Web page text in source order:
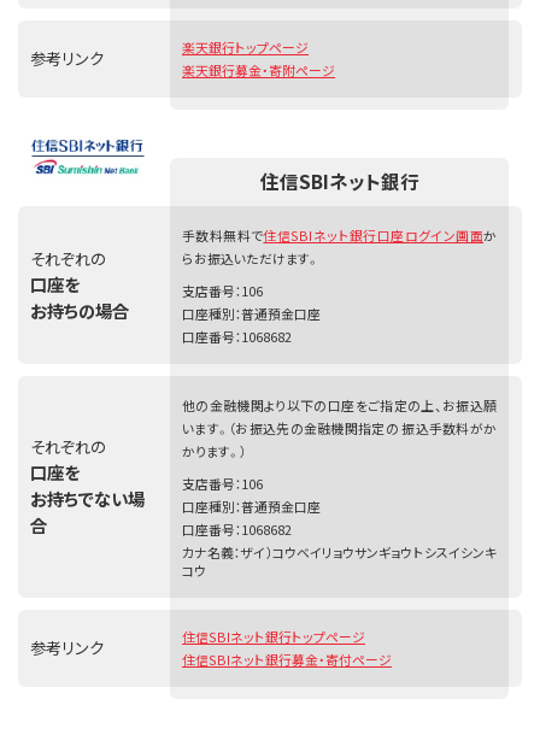
参考リンク
楽天銀行トップページ
楽天銀行募金・寄附ページ
住信SBIネット銀行
それぞれの
口座を
お持ちの場合
手数料無料で住信SBIネット銀行口座ログイン画面か
らお振込いただけます。
支店番号：106
口座種別：普通預金口座
口座番号：1068682
それぞれの
口座を
お持ちでない場
合
他の金融機関より以下の口座をご指定の上、お振込願
います。（お振込先の金融機関指定の 振込手数料がか
かります。）
支店番号：106
口座種別：普通預金口座
口座番号：1068682
カナ名義：ザイ）コウベイリョウサンギョウトシスイシンキ
コウ
参考リンク
住信SBIネット銀行トップページ
住信SBIネット銀行募金・寄付ページ